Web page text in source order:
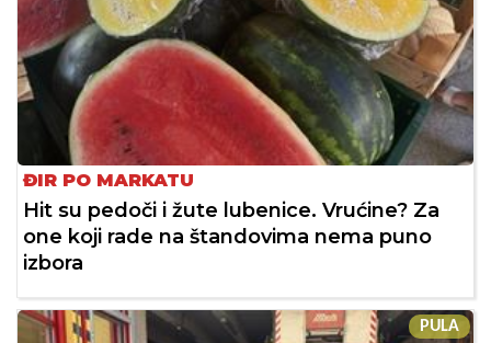
ĐIR PO MARKATU
Hit su pedoči i žute lubenice. Vrućine? Za
one koji rade na štandovima nema puno
izbora
PULA